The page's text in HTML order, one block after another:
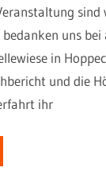
sind
uns bei
in
und die
ihr